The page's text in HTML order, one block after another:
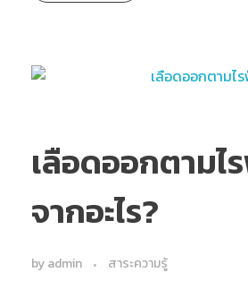
เลือดออกตามไ
จากอะไร?
byadmin สาระความรู้